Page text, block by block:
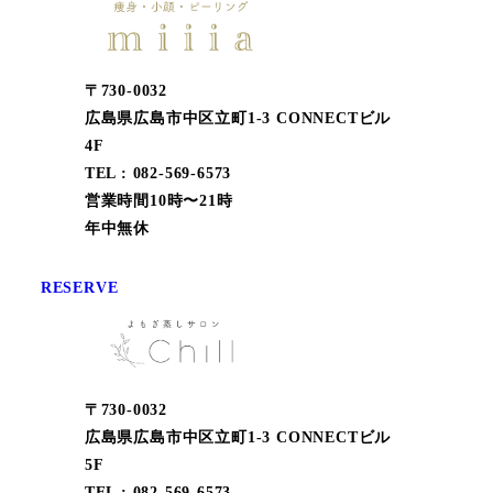
〒730-0032
広島県広島市中区立町1-3 CONNECTビル
4F
TEL : 082-569-6573
営業時間10時〜21時
年中無休
RESERVE
〒730-0032
広島県広島市中区立町1-3 CONNECTビル
5F